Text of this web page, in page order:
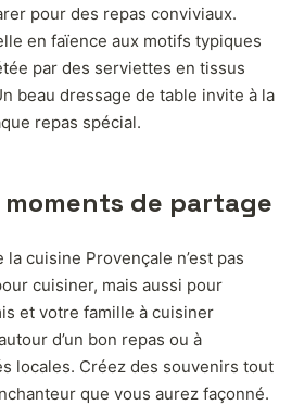
pour des repas conviviaux.
en faïence aux motifs typiques
par des serviettes en tissus
beau dressage de table invite à la
repas spécial.
moments de partage
la cuisine Provençale n’est pas
cuisiner, mais aussi pour
et votre famille à cuisiner
d’un bon repas ou à
locales. Créez des souvenirs tout
que vous aurez façonné.